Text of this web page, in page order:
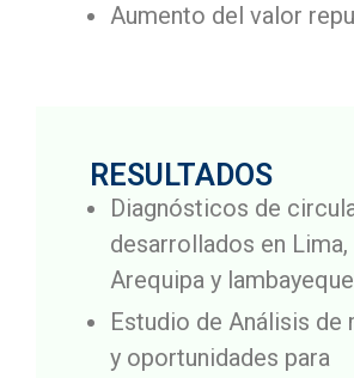
Aumento del valor
RESULTADOS
Diagnósticos de
desarrollados en Lima,
Arequipa y
Estudio de Análisis de
y oportunidades para